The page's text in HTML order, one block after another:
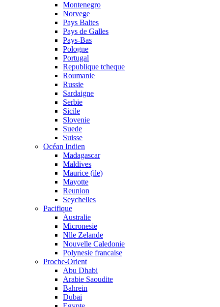
Montenegro
Norvege
Pays Baltes
Pays de Galles
Pays-Bas
Pologne
Portugal
Republique tcheque
Roumanie
Russie
Sardaigne
Serbie
Sicile
Slovenie
Suede
Suisse
Océan Indien
Madagascar
Maldives
Maurice (ile)
Mayotte
Reunion
Seychelles
Pacifique
Australie
Micronesie
Nlle Zelande
Nouvelle Caledonie
Polynesie francaise
Proche-Orient
Abu Dhabi
Arabie Saoudite
Bahrein
Dubai